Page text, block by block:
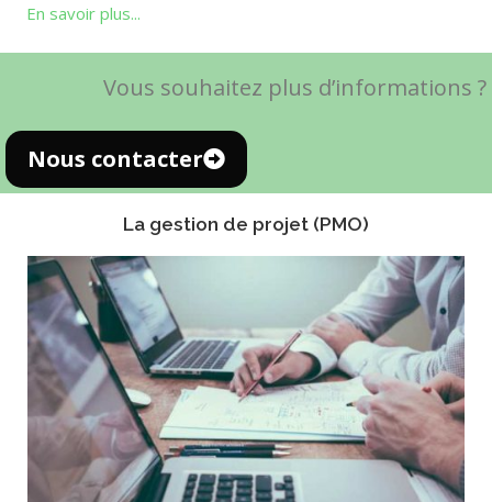
En savoir plus...
Vous souhaitez plus d’informations ?
Nous contacter
La gestion de projet (PMO)